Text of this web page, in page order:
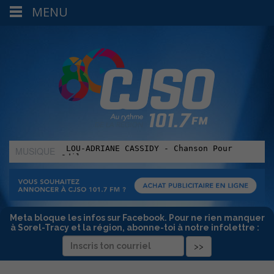
MUSIQUE
:
Meta bloque les infos sur Facebook. Pour ne rien manquer
à Sorel-Tracy et la région, abonne-toi à notre infolettre :
MENU